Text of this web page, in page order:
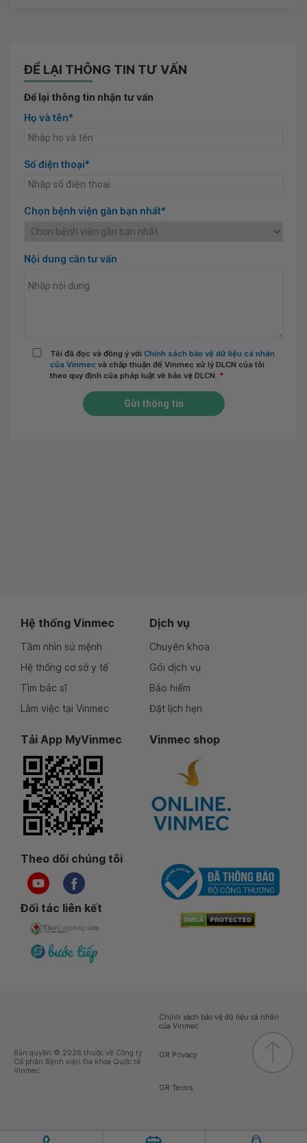
ĐỂ LẠI THÔNG TIN TƯ VẤN
Để lại thông tin nhận tư vấn
Họ và tên*
Số điện thoại*
Chọn bệnh viện gần bạn nhất*
Nội dung cần tư vấn
Tôi đã đọc và đồng ý với Chính sách bảo vệ dữ liệu cá nhân
của Vinmec và chấp thuận để Vinmec xử lý DLCN của tôi
theo quy định của pháp luật về bảo vệ DLCN. *
Gửi thông tin
Hệ thống Vinmec
Tầm nhìn sứ mệnh
Hệ thống cơ sở y tế
Tìm bác sĩ
Làm việc tại Vinmec
Dịch vụ
Chuyên khoa
Gói dịch vụ
Bảo hiểm
Đặt lịch hẹn
Tải App MyVinmec Vinmec shop
Theo dõi chúng tôi
Đối tác liên kết
Bản quyền © 2026 thuộc về Công ty
Cổ phần Bệnh viện Đa khoa Quốc tế
Vinmec
Chính sách bảo vệ dữ liệu cá nhân
của Vinmec
GR Privacy
GR Terms